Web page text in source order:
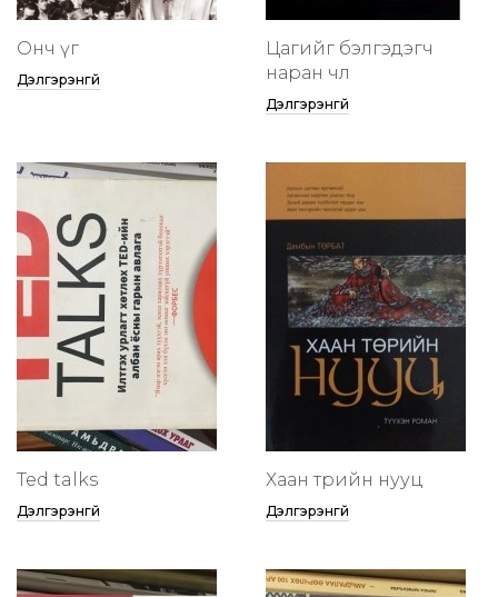
Онч үг
Дэлгэрэнгүй
Цагийг бэлгэдэгч
наран чөлөө
Дэлгэрэнгүй
Ted talks
Дэлгэрэнгүй
Хаан төрийн нууц
Дэлгэрэнгүй